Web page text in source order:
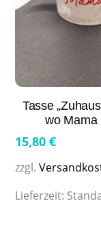
Tasse
wo Mama
15,80€
zzgl.
Lieferzeit: